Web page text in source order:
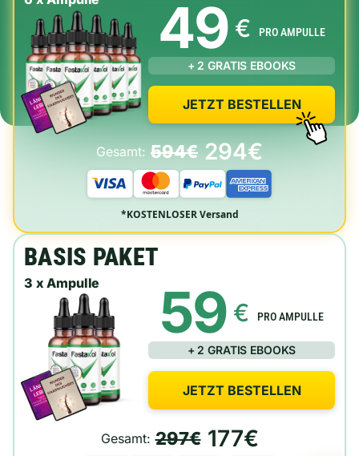
49 € PRO AMPULLE
+ 2 GRATIS EBOOKS
JETZT BESTELLEN
Gesamt: 594€ 294€
*KOSTENLOSER Versand
BASIS PAKET
3 x Ampulle 59 € PRO AMPULLE
+ 2 GRATIS EBOOKS
JETZT BESTELLEN
Gesamt: 297€ 177€